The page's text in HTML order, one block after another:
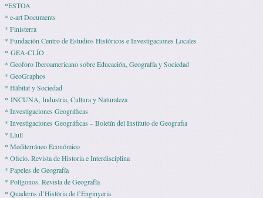
*ESTOA
* e-art Documents
* Finisterra
* Fundación Centro de Estudios Históricos e Investigaciones Locales
* GEA-CLÍO
* Geoforo Iberoamericano sobre Educación, Geografía y Sociedad
* GeoGraphos
* Hábitat y Sociedad
* INCUNA, Industria, Cultura y Naturaleza
* Investigaciones Geográficas
* Investigaciones Geográficas – Boletín del Instituto de Geografia
* Llull
* Mediterráneo Económico
* Ofi­cio. Revista de His­to­ria e Interdisciplina
* Pape­les de Geografía
* Polígonos. Revista de Geografía
* Quaderns d’Història de l’Enginyeria